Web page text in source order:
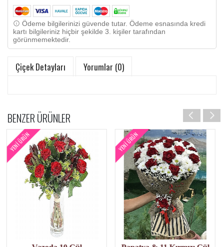
Ödeme bilgilerinizi güvende tutar. Ödeme esnasında kredi
kartı bilgileriniz hiçbir şekilde 3. kişiler tarafından
görünmemektedir.
Çiçek Detayları Yorumlar (0)
BENZER ÜRÜNLER
YENI ÜRÜN GÜNÜN FIRSATI